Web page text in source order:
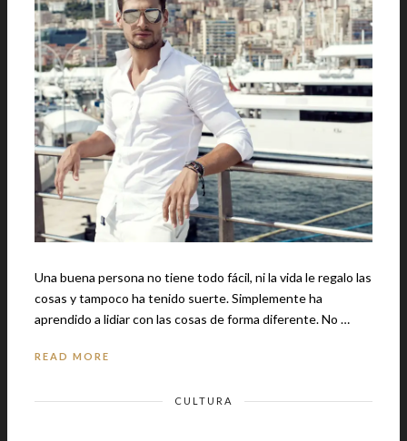
Una buena persona no tiene todo fácil, ni la vida le regalo las
cosas y tampoco ha tenido suerte. Simplemente ha
aprendido a lidiar con las cosas de forma diferente. No …
READ MORE
CULTURA